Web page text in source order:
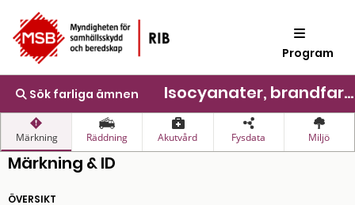
Program
Sök farliga ämnen Isocyanater, brandfarliga, giftiga, n.o.s.
Märkning Räddning Akutvård Fysdata Miljö
Märkning & ID
ÖVERSIKT